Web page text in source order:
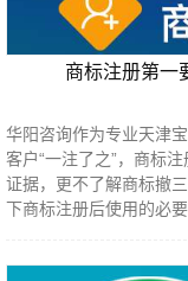
商标注册第一
华阳咨询作为专业天津
客户“一注了之”，商标
证据，更不了解商标撤
下商标注册后使用的必要